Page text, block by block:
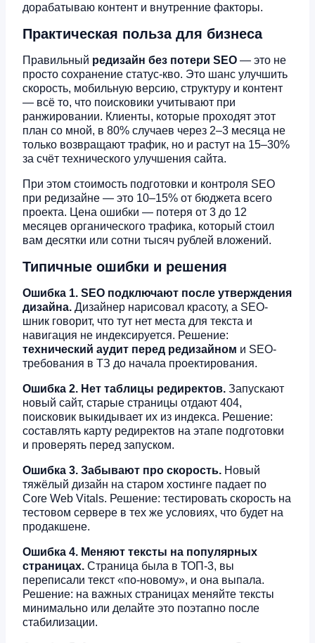
дорабатываю контент и внутренние факторы.
Практическая польза для бизнеса
Правильный редизайн без потери SEO — это не
просто сохранение статус-кво. Это шанс улучшить
скорость, мобильную версию, структуру и контент
— всё то, что поисковики учитывают при
ранжировании. Клиенты, которые проходят этот
план со мной, в 80% случаев через 2–3 месяца не
только возвращают трафик, но и растут на 15–30%
за счёт технического улучшения сайта.
При этом стоимость подготовки и контроля SEO
при редизайне — это 10–15% от бюджета всего
проекта. Цена ошибки — потеря от 3 до 12
месяцев органического трафика, который стоил
вам десятки или сотни тысяч рублей вложений.
Типичные ошибки и решения
Ошибка 1. SEO подключают после утверждения
дизайна. Дизайнер нарисовал красоту, а SEO-
шник говорит, что тут нет места для текста и
навигация не индексируется. Решение:
технический аудит перед редизайном и SEO-
требования в ТЗ до начала проектирования.
Ошибка 2. Нет таблицы редиректов. Запускают
новый сайт, старые страницы отдают 404,
поисковик выкидывает их из индекса. Решение:
составлять карту редиректов на этапе подготовки
и проверять перед запуском.
Ошибка 3. Забывают про скорость. Новый
тяжёлый дизайн на старом хостинге падает по
Core Web Vitals. Решение: тестировать скорость на
тестовом сервере в тех же условиях, что будет на
продакшене.
Ошибка 4. Меняют тексты на популярных
страницах. Страница была в ТОП-3, вы
переписали текст «по-новому», и она выпала.
Решение: на важных страницах меняйте тексты
минимально или делайте это поэтапно после
стабилизации.